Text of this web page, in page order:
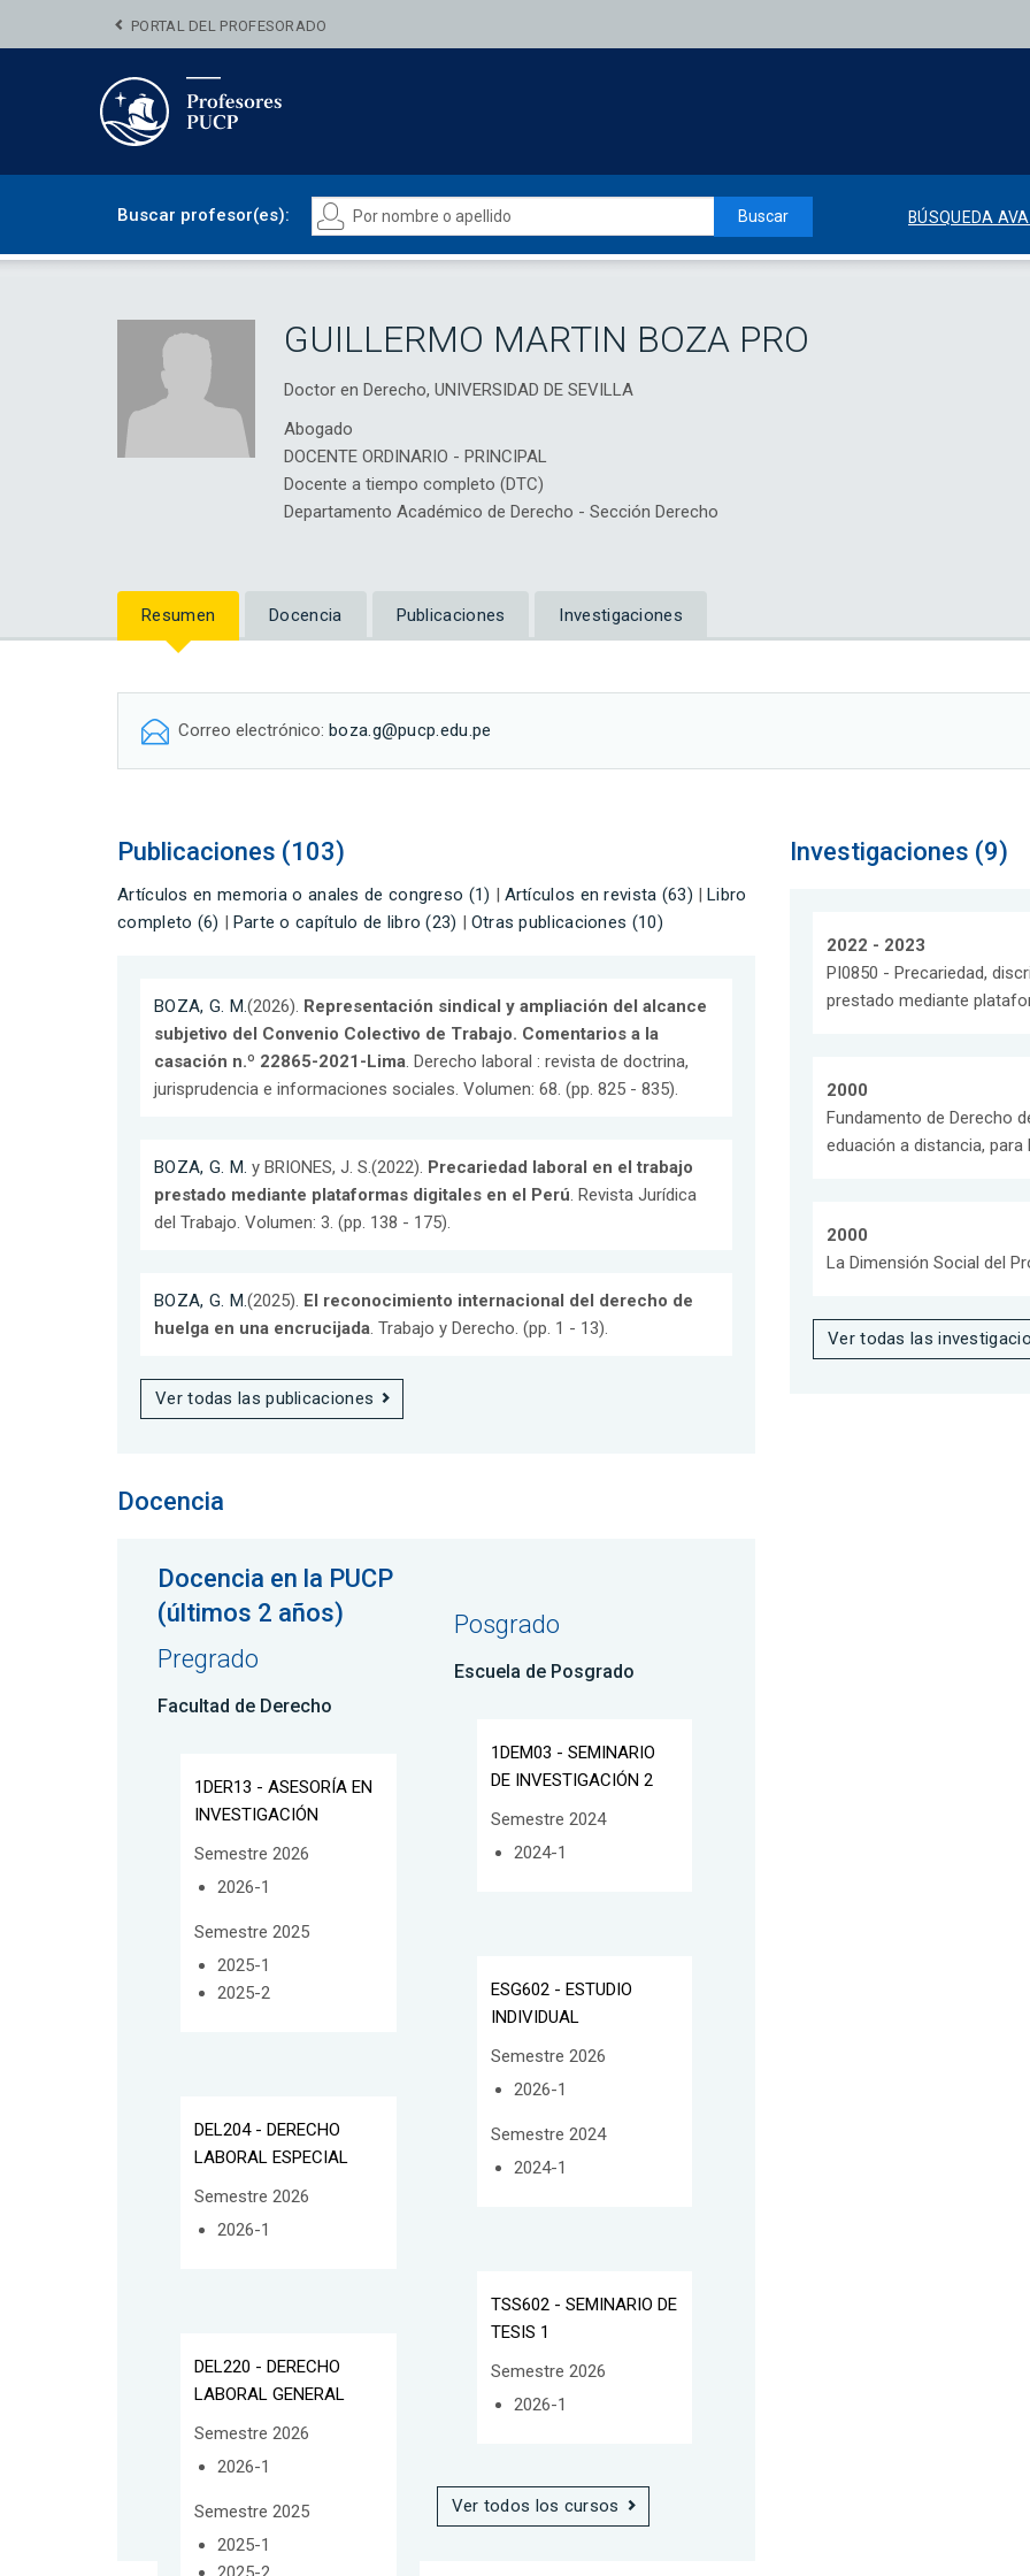
PORTAL DEL PROFESORADO
Buscar profesor(es): Buscar BÚSQUEDA
GUILLERMO MARTIN BOZA PRO
Doctor en Derecho, UNIVERSIDAD DE SEVILLA
Abogado
DOCENTE ORDINARIO - PRINCIPAL
Docente a tiempo completo (DTC)
Departamento Académico de Derecho - Sección Derecho
Resumen Docencia Publicaciones Investigaciones
Correo electrónico: boza.g@pucp.edu.pe
Publicaciones (103)
Artículos en memoria o anales de congreso (1) | Artículos en revista (63) | Libro
completo (6) | Parte o capítulo de libro (23) | Otras publicaciones (10)
BOZA, G. M.(2026). Representación sindical y ampliación del alcance
subjetivo del Convenio Colectivo de Trabajo. Comentarios a la
casación n.º 22865-2021-Lima . Derecho laboral : revista de doctrina,
jurisprudencia e informaciones sociales. Volumen: 68. (pp. 825 - 835).
BOZA, G. M. y BRIONES, J. S.(2022). Precariedad laboral en el trabajo
prestado mediante plataformas digitales en el Perú . Revista Jurídica
del Trabajo. Volumen: 3. (pp. 138 - 175).
BOZA, G. M.(2025). El reconocimiento internacional del derecho de
huelga en una encrucijada . Trabajo y Derecho. (pp. 1 - 13).
Ver todas las publicaciones
Investigaciones (9)
2022 - 2023
PI0850 - Precariedad,
prestado mediante
2000
Fundamento de Derecho
eduación a distancia,
2000
La Dimensión Social del
Ver todas las
Docencia
Docencia en la PUCP
(últimos 2 años)
Pregrado
Facultad de Derecho
1DER13 - ASESORÍA EN
INVESTIGACIÓN
Semestre 2026
2026-1
Semestre 2025
2025-1
2025-2
DEL204 - DERECHO
LABORAL ESPECIAL
Semestre 2026
2026-1
DEL220 - DERECHO
LABORAL GENERAL
Semestre 2026
2026-1
Semestre 2025
2025-1
Posgrado
Escuela de Posgrado
1DEM03 - SEMINARIO
DE INVESTIGACIÓN 2
Semestre 2024
2024-1
ESG602 - ESTUDIO
INDIVIDUAL
Semestre 2026
2026-1
Semestre 2024
2024-1
TSS602 - SEMINARIO DE
TESIS 1
Semestre 2026
2026-1
Ver todos los cursos